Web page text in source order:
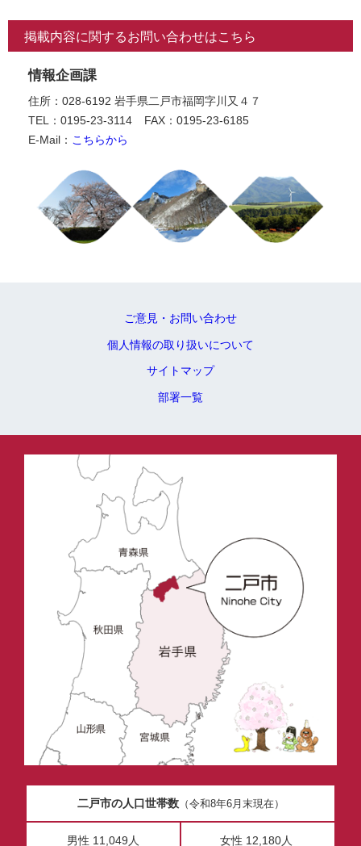
掲載内容に関するお問い合わせはこちら
情報企画課
住所：028-6192 岩手県二戸市福岡字川又４７
TEL：0195-23-3114
FAX：0195-23-6185
E-Mail： こちらから
ご意見・お問い合わせ
個人情報の取り扱いについて
サイトマップ
部署一覧
二戸市の人口世帯数（令和8年6月末現在）
男性 11,049人 女性 12,180人